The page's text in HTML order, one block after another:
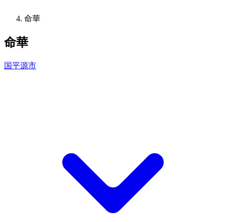
命華
命華
国平源市